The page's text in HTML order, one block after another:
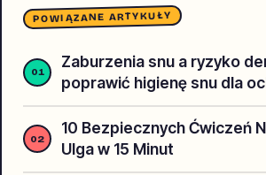
POWIĄZANE ARTYKUŁY
Zaburzenia snu a ryzyko
poprawić higienę snu dla
10 Bezpiecznych Ćwiczeń
Ulga w 15 Minut